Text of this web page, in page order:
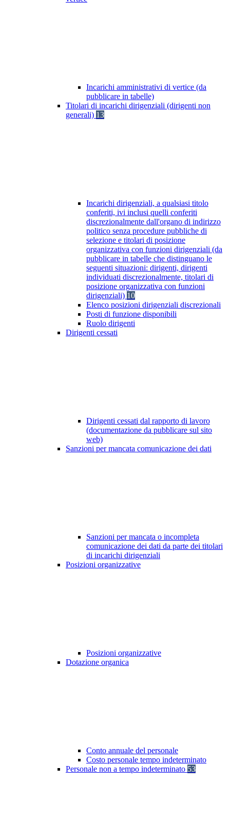
Incarichi amministrativi di vertice (da
pubblicare in tabelle)
Titolari di incarichi dirigenziali (dirigenti non
generali) 13
Incarichi dirigenziali, a qualsiasi titolo
conferiti, ivi inclusi quelli conferiti
discrezionalmente dall'organo di indirizzo
politico senza procedure pubbliche di
selezione e titolari di posizione
organizzativa con funzioni dirigenziali (da
pubblicare in tabelle che distinguano le
seguenti situazioni: dirigenti, dirigenti
individuati discrezionalmente, titolari di
posizione organizzativa con funzioni
dirigenziali) 10
Elenco posizioni dirigenziali discrezionali
Posti di funzione disponibili
Ruolo dirigenti
Dirigenti cessati
Dirigenti cessati dal rapporto di lavoro
(documentazione da pubblicare sul sito
web)
Sanzioni per mancata comunicazione dei dati
Sanzioni per mancata o incompleta
comunicazione dei dati da parte dei titolari
di incarichi dirigenziali
Posizioni organizzative
Posizioni organizzative
Dotazione organica
Conto annuale del personale
Costo personale tempo indeterminato
Personale non a tempo indeterminato 53